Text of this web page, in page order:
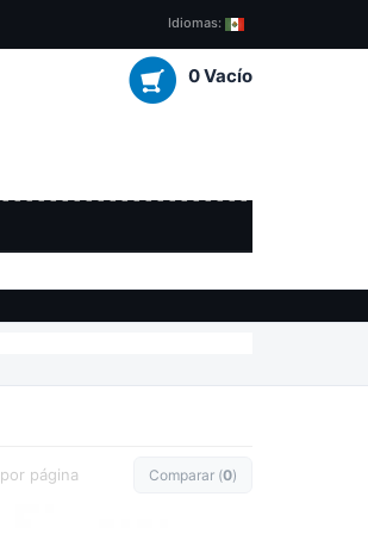
Idiomas:
0 Vacío
por página Comparar (0)